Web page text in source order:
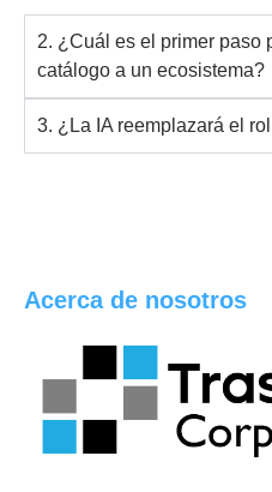
2. ¿Cuál es el primer paso
catálogo a un ecosistema?
3. ¿La IA reemplazará el
Acerca de nosotros